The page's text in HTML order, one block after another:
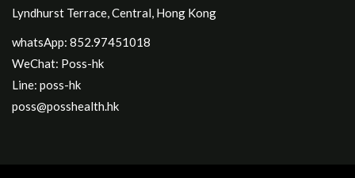
Lyndhurst Terrace, Central, Hong Kong
whatsApp: 852.97451018
WeChat: Poss-hk
Line: poss-hk
poss@posshealth.hk